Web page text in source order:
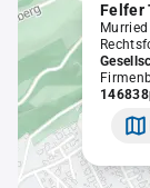
Felfer